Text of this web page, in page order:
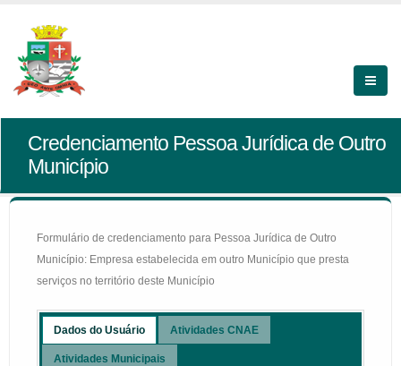
Credenciamento Pessoa Jurídica de Outro
Município
Formulário de credenciamento para Pessoa Jurídica de Outro
Município: Empresa estabelecida em outro Município que presta
serviços no território deste Município
Dados do Usuário Atividades CNAE
Atividades Municipais